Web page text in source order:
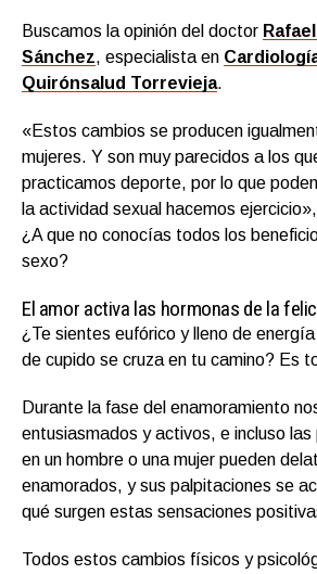
Buscamos la opinión del doctor
Sánchez, especialista en
Quirónsalud Torrevieja.
«Estos cambios se producen
mujeres. Y son muy parecidos a los
practicamos deporte, por lo que
la actividad sexual hacemos
¿A que no conocías todos los
sexo?
El amor activa las hormonas de la
¿Te sientes eufórico y lleno de
de cupido se cruza en tu camino? Es
Durante la fase del enamoramiento
entusiasmados y activos, e incluso las
en un hombre o una mujer pueden
enamorados, y sus palpitaciones se
qué surgen estas sensaciones
Todos estos cambios físicos y